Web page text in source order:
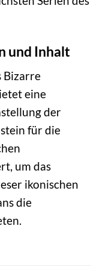
und Inhalt
Bizarre
eine
der
für die
um das
ikonischen
die